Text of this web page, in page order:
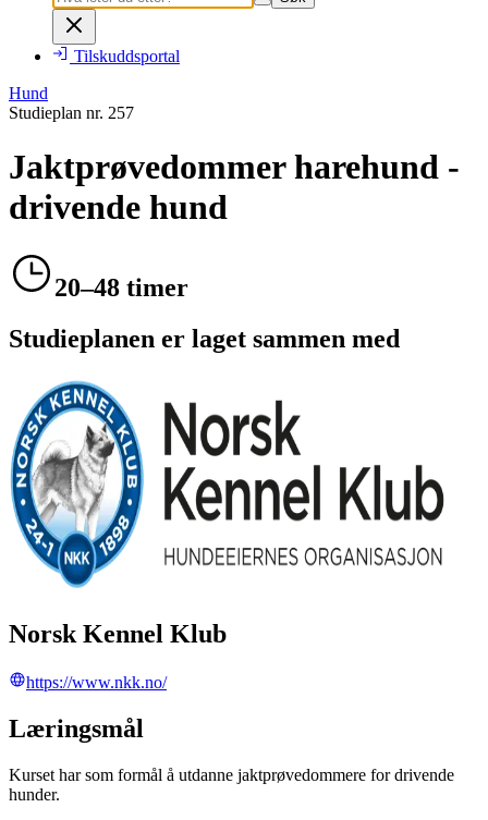
Tilskuddsportal
Hund
Studieplan nr. 257
Jaktprøvedommer harehund -
drivende hund
20–48 timer
Studieplanen er laget sammen med
Norsk Kennel Klub
https://www.nkk.no/
Læringsmål
Kurset har som formål å utdanne jaktprøvedommere for drivende
hunder.